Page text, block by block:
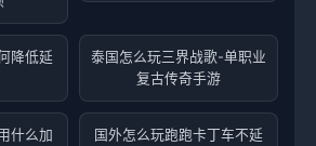
降低延
泰国怎么玩三界战歌-单职业
复古传奇手游
什么加
国外怎么玩跑跑卡丁车不延